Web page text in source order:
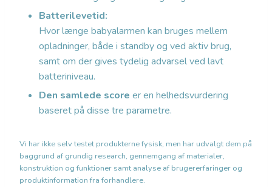
Batterilevetid:
Hvor længe babyalarmen kan bruges mellem
opladninger, både i standby og ved aktiv brug,
samt om der gives tydelig advarsel ved lavt
batteriniveau.
Den samlede score er en helhedsvurdering
baseret på disse tre parametre.
Vi har ikke selv testet produkterne fysisk, men har udvalgt dem på
baggrund af grundig research, gennemgang af materialer,
konstruktion og funktioner samt analyse af brugererfaringer og
produktinformation fra forhandlere.